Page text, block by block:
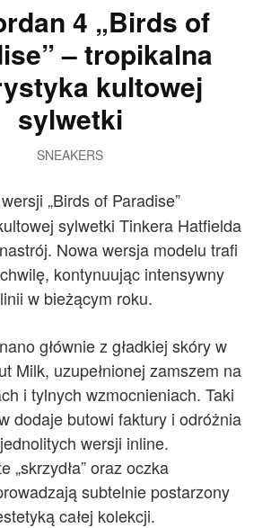
4 „Birds of
– tropikalna
kultowej
sylwetki
SNEAKERS
„Birds of Paradise”
sylwetki Tinkera Hatfielda
Nowa wersja modelu trafi
kontynuując intensywny
w bieżącym roku.
głównie z gładkiej skóry w
Milk, uzupełnionej zamszem na
i tylnych wzmocnieniach. Taki
dodaje butowi faktury i odróżnia
wersji inline.
„skrzydła” oraz oczka
subtelnie postarzony
całej kolekcji.